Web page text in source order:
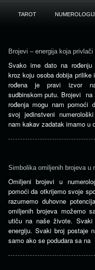
TAROT
Brojevi – energija koja privlači
Svako ime dato na rođenju
kroz koju osoba dobija prilike
rođena je pravi izvor
sudbinskom putu. Brojevi na
rođenja mogu nam pomoći
svoj jedinstveni
nam kakav zadatak imamo u
Simbolika omiljenih brojeva u
Omiljeni brojevi u
pomoći da otkrijemo svoje
razumemo duhovne
omiljenih brojeva možemo
utiču na naše živote.
energiju. Svaki broj postaje
samo ako se podudara sa na